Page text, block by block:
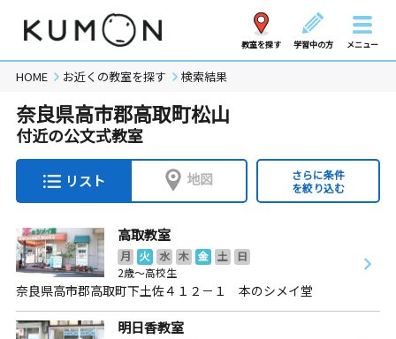
教室を探す 学習中の方 メニュー
HOME お近くの教室を探す 検索結果
奈良県高市郡高取町松山
付近の公文式教室
リスト 地図
さらに条件
を絞り込む
高取教室
月 火 水 木 金 土
日
2歳～高校生
奈良県高市郡高取町下土佐４１２－１ 本のシメイ堂
明日香教室